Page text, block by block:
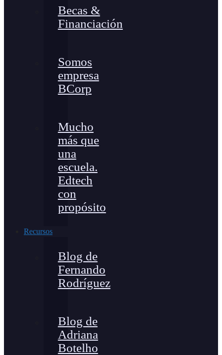
Becas &
Financiación
Somos
empresa
BCorp
Mucho
más que
una
escuela.
Edtech
con
propósito
Recursos
Blog de
Fernando
Rodríguez
Blog de
Adriana
Botelho